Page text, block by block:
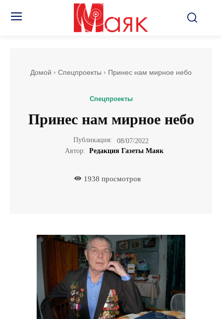
Домой Спецпроекты Принес нам мирное небо
Спецпроекты
Принес нам мирное небо
Публикация:
08/07/2022
Автор: Редакция Газеты Маяк
1938 просмотров